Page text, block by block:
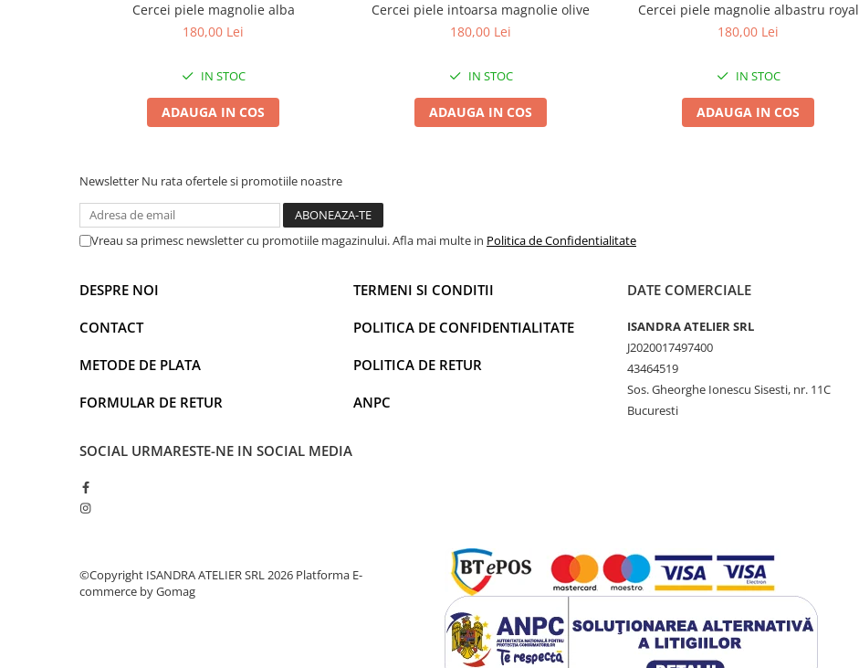
Cercei piele magnolie alba
180,00 Lei
IN STOC
ADAUGA IN COS
Cercei piele intoarsa magnolie olive
180,00 Lei
IN STOC
ADAUGA IN COS
Cercei piele magnolie albastru royal
180,00 Lei
IN STOC
ADAUGA IN COS
Newsletter Nu rata ofertele si promotiile noastre
Vreau sa primesc newsletter cu promotiile magazinului. Afla mai multe in Politica de Confidentialitate
DESPRE NOI
CONTACT
METODE DE PLATA
FORMULAR DE RETUR
TERMENI SI CONDITII
POLITICA DE CONFIDENTIALITATE
POLITICA DE RETUR
ANPC
DATE COMERCIALE
ISANDRA ATELIER SRL
J2020017497400
43464519
Sos. Gheorghe Ionescu Sisesti, nr. 11C
Bucuresti
SOCIAL URMARESTE-NE IN SOCIAL MEDIA
©Copyright ISANDRA ATELIER SRL 2026 Platforma E-
commerce by Gomag